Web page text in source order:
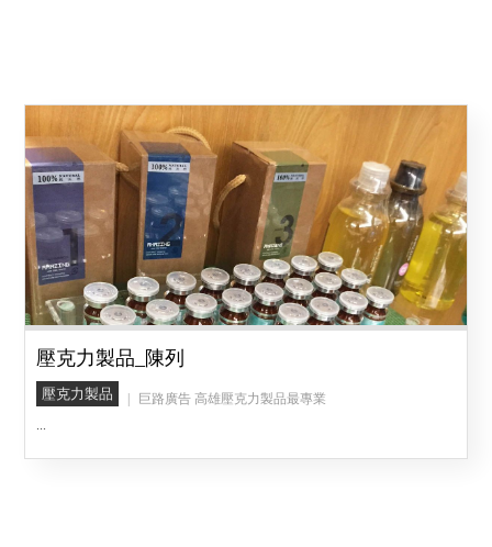
壓克力製品_陳列
壓克力製品
巨路廣告 高雄壓克力製品最專業